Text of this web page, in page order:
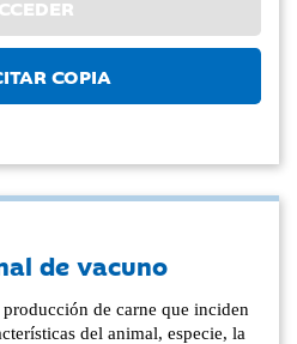
COPIA
de vacuno
de carne que inciden
del animal, especie, la